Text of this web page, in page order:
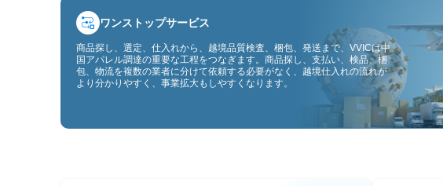
ワンストップサービス
商品探し、選定、仕入れから、越境品質検査、梱包、発送まで、VVICは中
国アパレル調達の重要な工程をつなぎます。商品探し、支払い、検品、梱
包、物流を複数の業者に分けて依頼する必要がなく、越境仕入れの流れが
より分かりやすく、事業拡大もしやすくなります。